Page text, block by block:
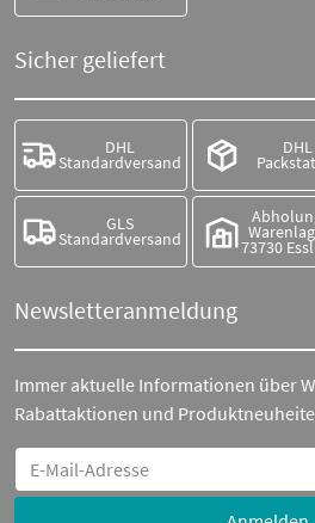
Sicher geliefert
DHL
Standardversand
DHL
GLS
Standardversand 73730
Newsletteranmeldung
Immer aktuelle Informationen über
Rabattaktionen und